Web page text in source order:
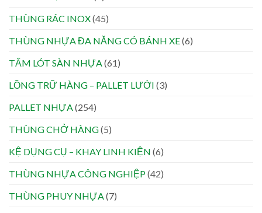
THÙNG RÁC INOX(45)
THÙNG NHỰA ĐA NĂNG CÓ BÁNH XE(6)
TẤM LÓT SÀN NHỰA (61)
LỒNG TRỮ HÀNG – PALLET LƯỚI (3)
PALLET NHỰA (254)
THÙNG CHỞ HÀNG(5)
KỆ DỤNG CỤ – KHAY LINH KIỆN (6)
THÙNG NHỰA CÔNG NGHIỆP(42)
THÙNG PHUY NHỰA (7)